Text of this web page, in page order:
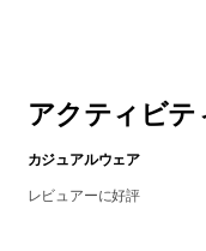
アクティビテ
カジュアルウェア
レビュアーに好評